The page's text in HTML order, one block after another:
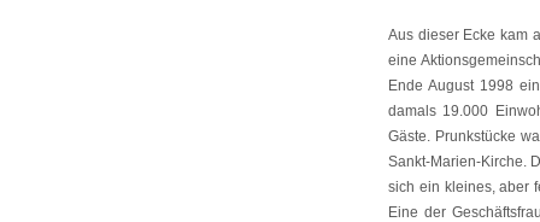
Aus dieser Ecke kam
eine
Ende August 1998
damals 19.000
Gäste. Prunkstücke
Sankt-Marien-Kirche.
sich ein kleines, aber
Eine der